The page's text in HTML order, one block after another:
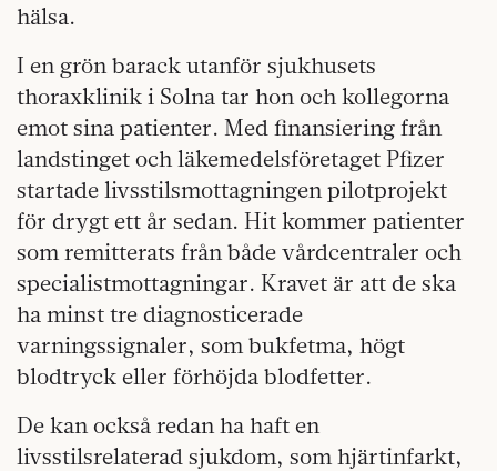
hälsa.
I en grön barack utanför sjukhusets
thoraxklinik i Solna tar hon och kollegorna
emot sina patienter. Med finansiering från
landstinget och läkemedelsföretaget Pfizer
startade livsstilsmottagningen pilotprojekt
för drygt ett år sedan. Hit kommer patienter
som remitterats från både vårdcentraler och
specialistmottagningar. Kravet är att de ska
ha minst tre diagnosticerade
varningssignaler, som bukfetma, högt
blodtryck eller förhöjda blodfetter.
De kan också redan ha haft en
livsstilsrelaterad sjukdom, som hjärtinfarkt,